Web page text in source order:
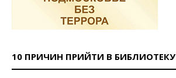
10 ПРИЧИН ПРИЙТИ В БИБЛИОТЕКУ